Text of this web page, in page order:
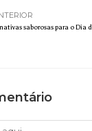
saborosas para o Dia